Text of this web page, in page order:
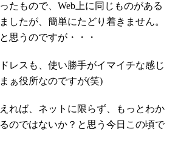
たもので、Web上に同じものがある
したが、簡単にたどり着きません。
思うのですが・・・
レスも、使い勝手がイマイチな感じ
ぁ役所なのですが(笑)
れば、ネットに限らず、もっとわか
のではないか？と思う今日この頃で